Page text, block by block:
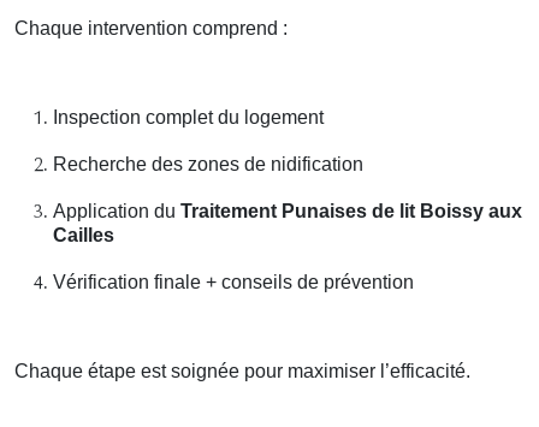
Chaque intervention comprend :
Inspection complet du logement
Recherche des zones de nidification
Application du Traitement Punaises de lit Boissy aux
Cailles
Vérification finale + conseils de prévention
Chaque étape est soignée pour maximiser l’efficacité.